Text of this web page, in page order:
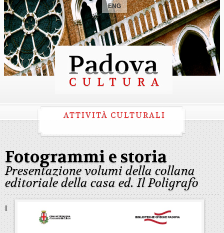
ENG
ATTIVITÀ CULTURALI
Fotogrammi e storia
Presentazione volumi della collana
editoriale della casa ed. Il Poligrafo
I